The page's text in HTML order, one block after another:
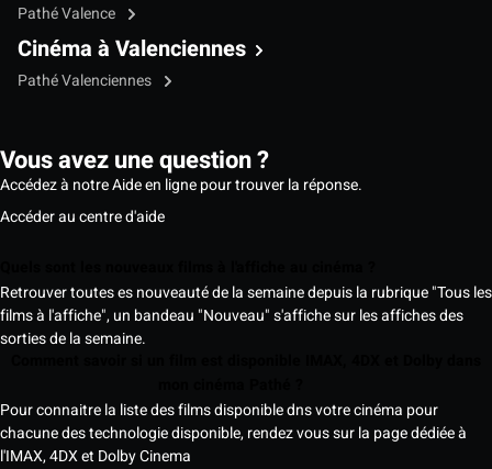
Pathé Valence
Cinéma à Valenciennes
Pathé Valenciennes
Vous avez une question ?
Accédez à notre Aide en ligne pour trouver la réponse.
Accéder au centre d'aide
Retrouver toutes es nouveauté de la semaine depuis la rubrique "Tous les
films à l'affiche", un bandeau "Nouveau" s'affiche sur les affiches des
sorties de la semaine.
Pour connaitre la liste des films disponible dns votre cinéma pour
chacune des technologie disponible, rendez vous sur la page dédiée à
l'IMAX, 4DX et Dolby Cinema